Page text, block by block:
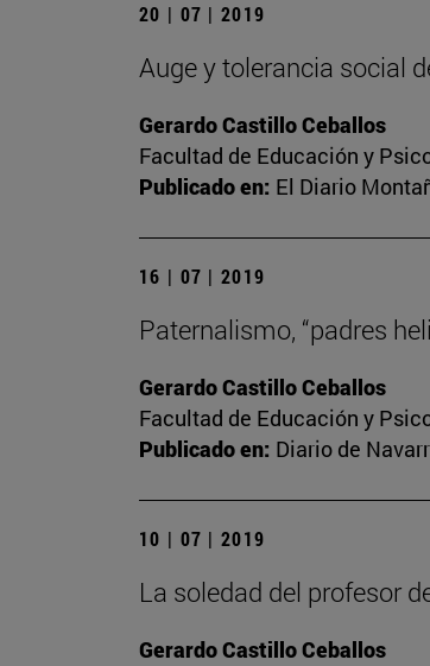
20 | 07 | 2019
Auge y tolerancia social
Gerardo Castillo Ceballos
Facultad de Educación y
Publicado en: El Diario
16 | 07 | 2019
Paternalismo, “padres
Gerardo Castillo Ceballos
Facultad de Educación y
Publicado en: Diario de
10 | 07 | 2019
La soledad del profesor
Gerardo Castillo Ceballos